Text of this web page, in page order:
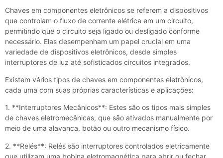
Chaves em componentes eletrônicos se referem a dispositivos
que controlam o fluxo de corrente elétrica em um circuito,
permitindo que o circuito seja ligado ou desligado conforme
necessário. Elas desempenham um papel crucial em uma
variedade de dispositivos eletrônicos, desde simples
interruptores de luz até sofisticados circuitos integrados.
Existem vários tipos de chaves em componentes eletrônicos,
cada uma com suas próprias características e aplicações:
1. **Interruptores Mecânicos**: Estes são os tipos mais simples
de chaves eletromecânicas, que são ativados manualmente por
meio de uma alavanca, botão ou outro mecanismo físico.
2. **Relés**: Relés são interruptores controlados eletricamente
que utilizam uma bobina eletromagnética para abrir ou fechar